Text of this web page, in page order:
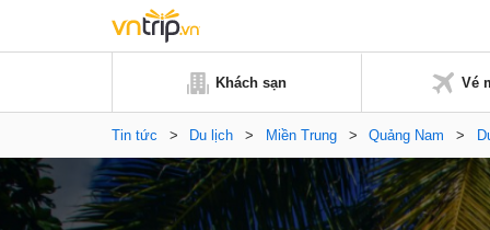
Khách sạn Vé
Tin tức > Du lịch > Miền Trung > Quảng Nam >